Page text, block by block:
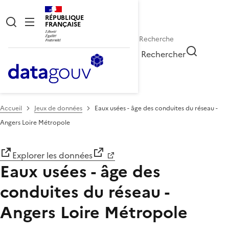
RÉPUBLIQUE
FRANÇAISE
Rechercher
Accueil Jeux de données
Eaux usées - âge des conduites du réseau -
Angers Loire Métropole
Explorer les données
Eaux usées - âge des
conduites du réseau -
Angers Loire Métropole